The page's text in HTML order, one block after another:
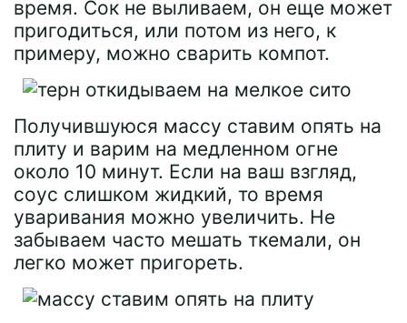
время. Сок не выливаем, он еще может
пригодиться, или потом из него, к
примеру, можно сварить компот.
Получившуюся массу ставим опять на
плиту и варим на медленном огне
около 10 минут. Если на ваш взгляд,
соус слишком жидкий, то время
уваривания можно увеличить. Не
забываем часто мешать ткемали, он
легко может пригореть.